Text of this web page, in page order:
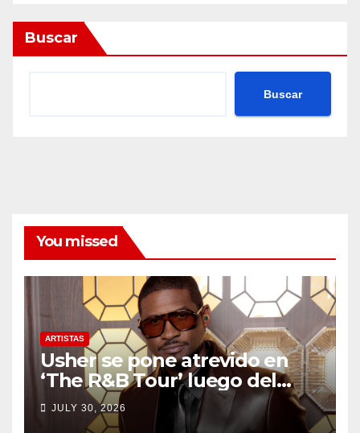
Buscar
Buscar
You missed
ARTISTAS
Usher se pone atrevido en
‘The R&B Tour’ luego del
drama de un fan
JULY 30, 2026